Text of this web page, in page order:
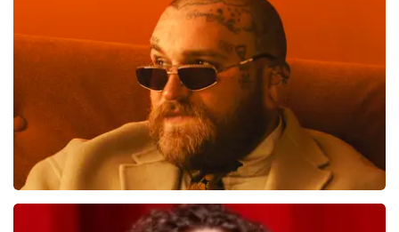
laatste 30 minuten
BESTEL NU
Teddy Swims